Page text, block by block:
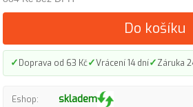
Do košíku
✓Doprava od 63 Kč✓Vrácení 14 dní✓Záruka
Eshop: skladem